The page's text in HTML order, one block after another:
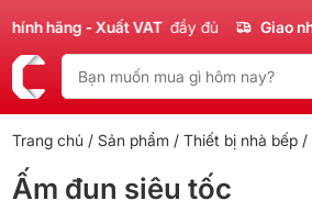
hãng - Xuất VAT đầy đủ Giao
Trang chủ / Sản phẩm / Thiết bị nhà bếp/
Ấm đun siêu tốc